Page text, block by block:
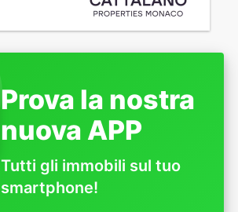
Prova la nostra
nuova APP
Tutti gli immobili sul tuo
smartphone!